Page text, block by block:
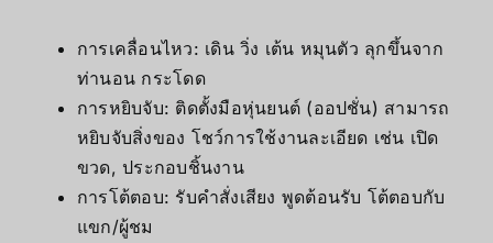
การเคลื่อนไหว: เดิน วิ่ง เต้น หมุนตัว ลุกขึ้นจาก
ท่านอน กระโดด
การหยิบจับ: ติดตั้งมือหุ่นยนต์ (ออปชั่น) สามารถ
หยิบจับสิ่งของ โชว์การใช้งานละเอียด เช่น เปิด
ขวด, ประกอบชิ้นงาน
การโต้ตอบ: รับคำสั่งเสียง พูดต้อนรับ โต้ตอบกับ
แขก/ผู้ชม